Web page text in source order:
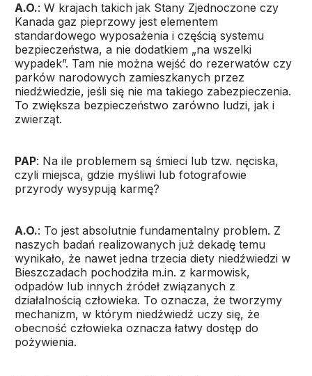
A.O.: W krajach takich jak Stany Zjednoczone czy
Kanada gaz pieprzowy jest elementem
standardowego wyposażenia i częścią systemu
bezpieczeństwa, a nie dodatkiem „na wszelki
wypadek”. Tam nie można wejść do rezerwatów czy
parków narodowych zamieszkanych przez
niedźwiedzie, jeśli się nie ma takiego zabezpieczenia.
To zwiększa bezpieczeństwo zarówno ludzi, jak i
zwierząt.
PAP: Na ile problemem są śmieci lub tzw. nęciska,
czyli miejsca, gdzie myśliwi lub fotografowie
przyrody wysypują karmę?
A.O.: To jest absolutnie fundamentalny problem. Z
naszych badań realizowanych już dekadę temu
wynikało, że nawet jedna trzecia diety niedźwiedzi w
Bieszczadach pochodziła m.in. z karmowisk,
odpadów lub innych źródeł związanych z
działalnością człowieka. To oznacza, że tworzymy
mechanizm, w którym niedźwiedź uczy się, że
obecność człowieka oznacza łatwy dostęp do
pożywienia.